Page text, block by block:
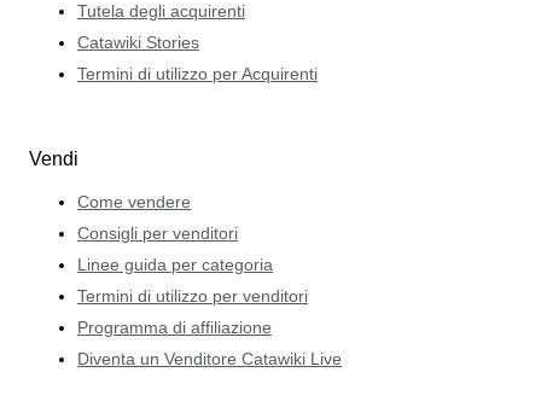
Tutela degli acquirenti
Catawiki Stories
Termini di utilizzo per Acquirenti
Vendi
Come vendere
Consigli per venditori
Linee guida per categoria
Termini di utilizzo per venditori
Programma di affiliazione
Diventa un Venditore Catawiki Live